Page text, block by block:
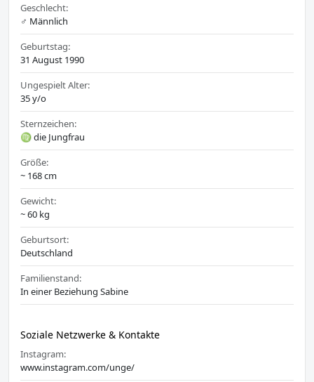
Geschlecht:
♂️ Männlich
Geburtstag:
31 August 1990
Ungespielt Alter:
35 y/o
Sternzeichen:
♍ die Jungfrau
Größe:
~ 168 cm
Gewicht:
~ 60 kg
Geburtsort:
Deutschland
Familienstand:
In einer Beziehung Sabine
Soziale Netzwerke & Kontakte
Instagram:
www.instagram.com/unge/